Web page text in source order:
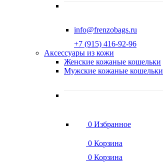
info@frenzobags.ru
‭+7 (915) 416-92-96
Аксессуары из кожи
Женские кожаные кошельки
Мужские кожаные кошельки
0 Избранное
0 Корзина
0 Корзина